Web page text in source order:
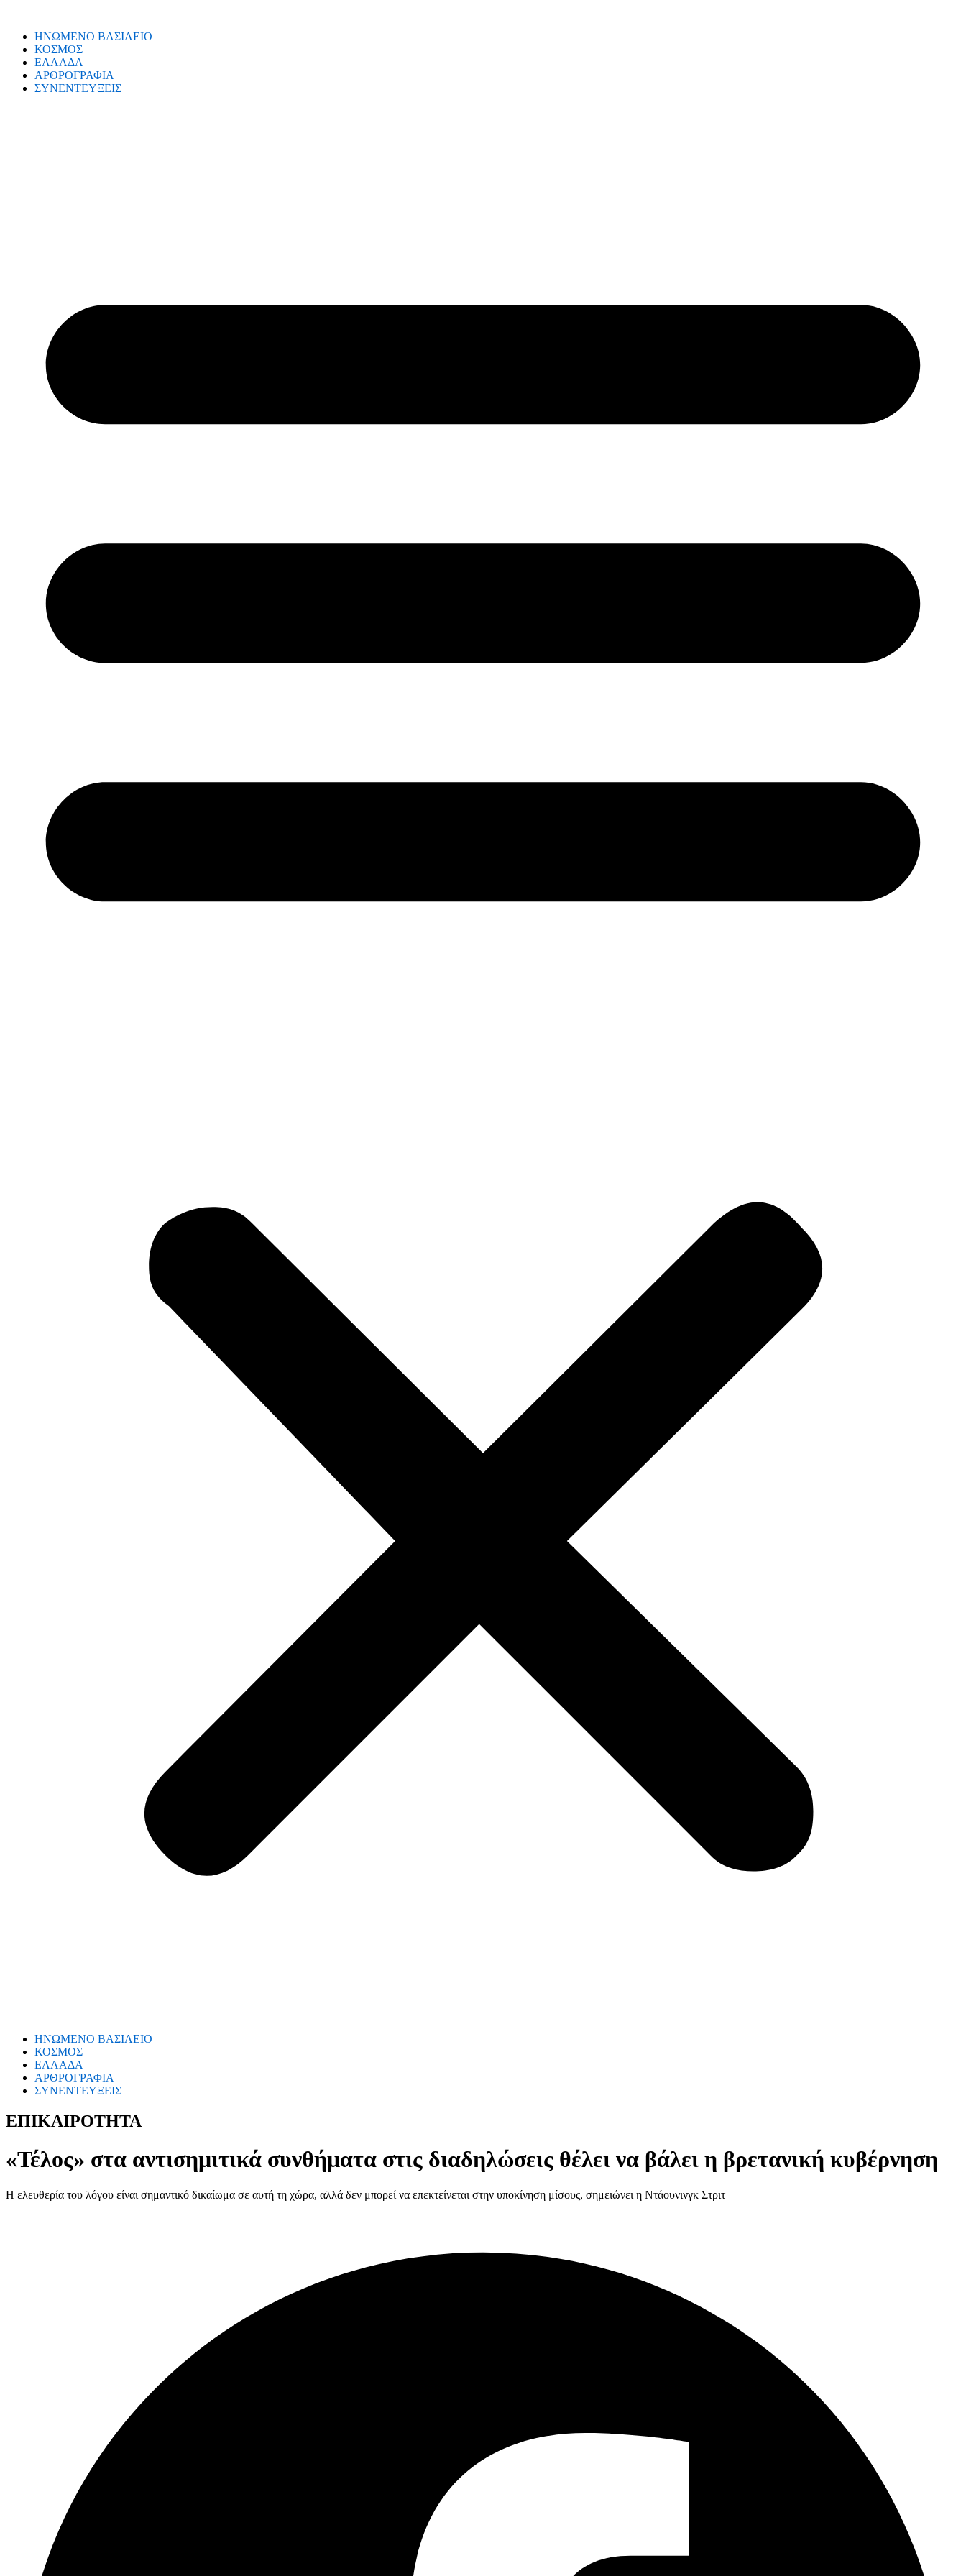
ΗΝΩΜΕΝΟ ΒΑΣΙΛΕΙΟ
ΚΟΣΜΟΣ
ΕΛΛΑΔΑ
ΑΡΘΡΟΓΡΑΦΙΑ
ΣΥΝΕΝΤΕΥΞΕΙΣ
ΗΝΩΜΕΝΟ ΒΑΣΙΛΕΙΟ
ΚΟΣΜΟΣ
ΕΛΛΑΔΑ
ΑΡΘΡΟΓΡΑΦΙΑ
ΣΥΝΕΝΤΕΥΞΕΙΣ
ΕΠΙΚΑΙΡΟΤΗΤΑ
«Τέλος» στα αντισημιτικά συνθήματα στις διαδηλώσεις θέλει να βάλει η βρετανική κυβέρνηση
Η ελευθερία του λόγου είναι σημαντικό δικαίωμα σε αυτή τη χώρα, αλλά δεν μπορεί να επεκτείνεται στην υποκίνηση μίσους, σημειώνει η Ντάουνινγκ Στριτ